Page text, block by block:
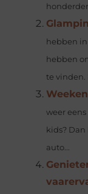
hebben
hebben
te vinden.
weer
kids?
auto...